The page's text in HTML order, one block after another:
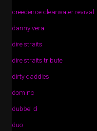
creedence clearwater revival
danny vera
dire straits
dire straits tribute
dirty daddies
domino
dubbel d
duo